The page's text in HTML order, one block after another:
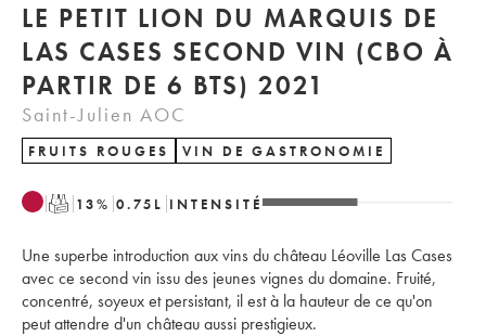
LE PETIT LION DU MARQUIS DE
LAS CASES SECOND VIN (CBO À
PARTIR DE 6 BTS) 2021
Saint-Julien AOC
FRUITS ROUGES VIN DE GASTRONOMIE
T 13% 0.75 L INTENSITÉ
Une superbe introduction aux vins du château Léoville Las Cases
avec ce second vin issu des jeunes vignes du domaine. Fruité,
concentré, soyeux et persistant, il est à la hauteur de ce qu'on
peut attendre d'un château aussi prestigieux.